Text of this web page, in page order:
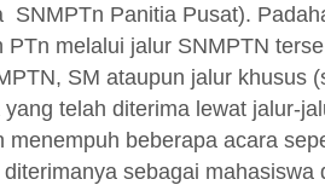
SNMPTn Panitia Pusat).
PTn melalui jalur SNMPTN
SM ataupun jalur khusus
telah diterima lewat jalur-
menempuh beberapa acara
sebagai mahasiswa